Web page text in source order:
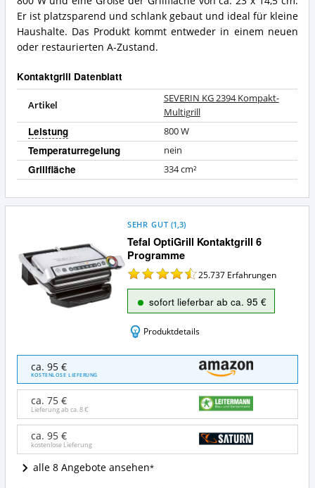
Er ist platzsparend und schlank gebaut und ideal für kleine
Haushalte. Das Produkt kommt entweder in einem neuen
oder restaurierten A-Zustand.
Kontaktgrill Datenblatt
Artikel
SEVERIN KG 2394 Kompakt-
Multigrill
Leistung 800W
Temperaturregelung nein
Grillfläche 334cm²
Tefal OptiGrill Kontaktgrill 6
Programme
SEHR GUT (1,3)
25.737 Erfahrungen
sofort lieferbar ab ca. 95 €
Produktdetails
Tefal
OptiGrill
Kontaktgrill
Programme
Angebote:
dieser
Kontaktgrill
ca. 95 €
KOSTENLOSE LIEFERUNG
ca. 75 €
Lieferung ab ca.8 €
ca. 95 €
kostenlose Lieferung
alle 8 Angebote ansehen